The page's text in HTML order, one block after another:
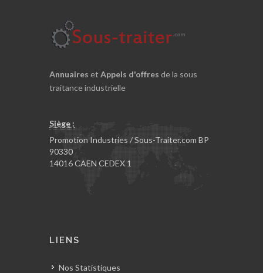
Annuaires et Appels d'offres de la sous
traitance industrielle
Siège :
Promotion Industries / Sous-Traiter.com BP
90330
14016 CAEN CEDEX 1
LIENS
Nos Statistiques